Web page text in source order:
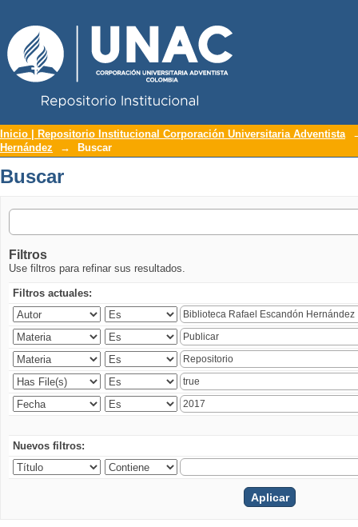
Buscar
Inicio | Repositorio Institucional Corporación Universitaria Adventista
Hernández
→ Buscar
Buscar
Filtros
Use filtros para refinar sus resultados.
Filtros actuales:
Nuevos filtros: